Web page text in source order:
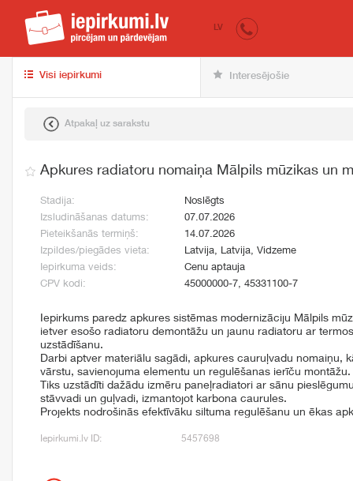
iepirkumi.lv
LV
Visi iepirkumi Interesējošie
Atpakaļ uz sarakstu
Apkures radiatoru nomaiņa Mālpils mūzikas un
Stadija:
Noslēgts
Izsludināšanas datums:
07.07.2026
Pieteikšanās termiņš:
14.07.2026
Izpildes/piegādes vieta:
Latvija, Latvija, Vidzeme
Iepirkuma veids:
Cenu aptauja
CPV kodi:
45000000-7, 45331100-7
Iepirkums paredz apkures sistēmas modernizāciju Mālpils
ietver esošo radiatoru demontāžu un jaunu radiatoru ar
uzstādīšanu.
Darbi aptver materiālu sagādi, apkures cauruļvadu nomaiņu,
vārstu, savienojuma elementu un regulēšanas ierīču montāžu.
Tiks uzstādīti dažādu izmēru paneļradiatori ar sānu
stāvvadi un guļvadi, izmantojot karbona caurules.
Projekts nodrošinās efektīvāku siltuma regulēšanu un ēkas
Iepirkumi.lv ID: 5457698